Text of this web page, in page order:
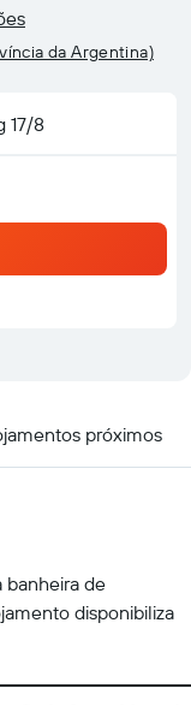
da Argentina)
17/8
próximos
banheira de
disponibiliza